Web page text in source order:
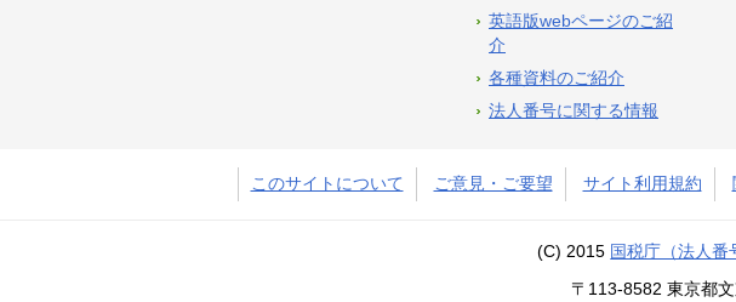
英語版webページのご紹
介
各種資料のご紹介
法人番号に関する情報
このサイトについて ご意見・ご要望 サイト利用規約
(C) 2015 国税庁（法人番
〒113-8582 東京都